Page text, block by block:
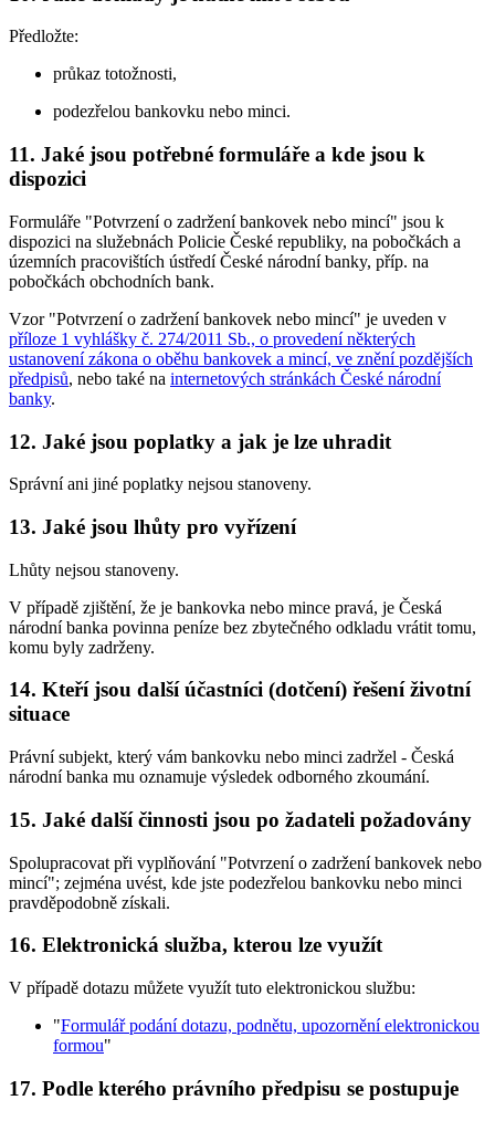
Předložte:
průkaz totožnosti,
podezřelou bankovku nebo minci.
11. Jaké jsou potřebné formuláře a kde jsou k
dispozici
Formuláře "Potvrzení o zadržení bankovek nebo mincí" jsou k
dispozici na služebnách Policie České republiky, na pobočkách a
územních pracovištích ústředí České národní banky, příp. na
pobočkách obchodních bank.
Vzor "Potvrzení o zadržení bankovek nebo mincí" je uveden v
příloze 1 vyhlášky č. 274/2011 Sb., o provedení některých
ustanovení zákona o oběhu bankovek a mincí, ve znění pozdějších
předpisů, nebo také na internetových stránkách České národní
banky.
12. Jaké jsou poplatky a jak je lze uhradit
Správní ani jiné poplatky nejsou stanoveny.
13. Jaké jsou lhůty pro vyřízení
Lhůty nejsou stanoveny.
V případě zjištění, že je bankovka nebo mince pravá, je Česká
národní banka povinna peníze bez zbytečného odkladu vrátit tomu,
komu byly zadrženy.
14. Kteří jsou další účastníci (dotčení) řešení životní
situace
Právní subjekt, který vám bankovku nebo minci zadržel - Česká
národní banka mu oznamuje výsledek odborného zkoumání.
15. Jaké další činnosti jsou po žadateli požadovány
Spolupracovat při vyplňování "Potvrzení o zadržení bankovek nebo
mincí"; zejména uvést, kde jste podezřelou bankovku nebo minci
pravděpodobně získali.
16. Elektronická služba, kterou lze využít
V případě dotazu můžete využít tuto elektronickou službu:
"Formulář podání dotazu, podnětu, upozornění elektronickou
formou"
17. Podle kterého právního předpisu se postupuje